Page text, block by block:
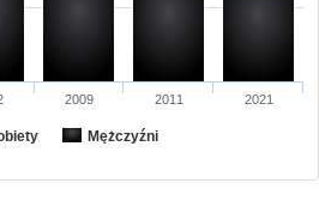
Mężczyźni
2009 2011 2021